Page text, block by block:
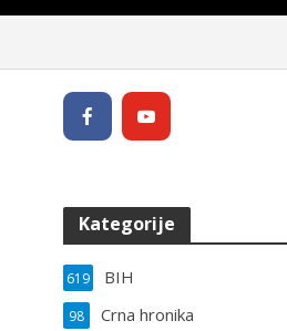
Kategorije
BIH
619
Crna hronika
98